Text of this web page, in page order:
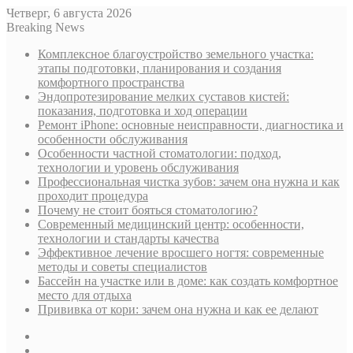
Четверг, 6 августа 2026
Breaking News
Комплексное благоустройство земельного участка:
этапы подготовки, планирования и создания
комфортного пространства
Эндопротезирование мелких суставов кистей:
показания, подготовка и ход операции
Ремонт iPhone: основные неисправности, диагностика и
особенности обслуживания
Особенности частной стоматологии: подход,
технологии и уровень обслуживания
Профессиональная чистка зубов: зачем она нужна и как
проходит процедура
Почему не стоит бояться стоматологию?
Современный медицинский центр: особенности,
технологии и стандарты качества
Эффективное лечение вросшего ногтя: современные
методы и советы специалистов
Бассейн на участке или в доме: как создать комфортное
место для отдыха
Прививка от кори: зачем она нужна и как ее делают